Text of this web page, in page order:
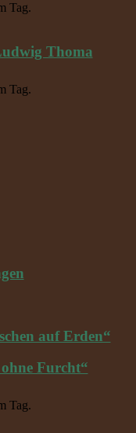
Tag.
Thoma
Tag.
auf Erden“
Furcht“
Tag.